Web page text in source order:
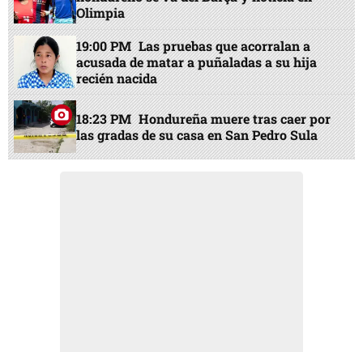
Olimpia
19:00 PM Las pruebas que acorralan a
acusada de matar a puñaladas a su hija
recién nacida
18:23 PM Hondureña muere tras caer por
las gradas de su casa en San Pedro Sula